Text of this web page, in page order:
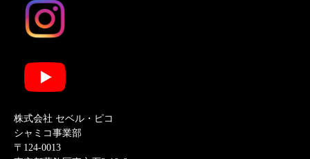
株式会社 セベル・ピコ
シャミコ事業部
〒124-0013